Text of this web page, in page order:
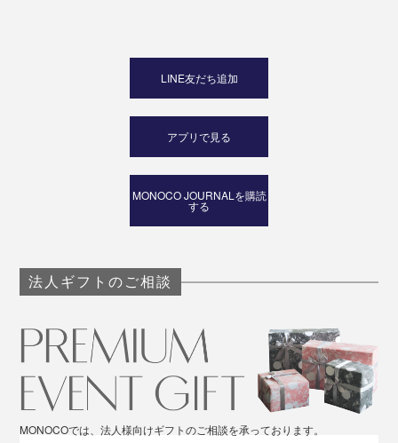
LINE友だち追加
アプリで見る
MONOCO JOURNALを購読
する
法人ギフトのご相談
MONOCOでは、法人様向けギフトのご相談を承っております。